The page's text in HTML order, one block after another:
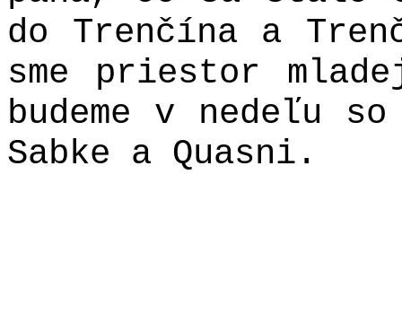
do Trenčína a
sme priestor
budeme v nedeľu
Sabke a Quasni.